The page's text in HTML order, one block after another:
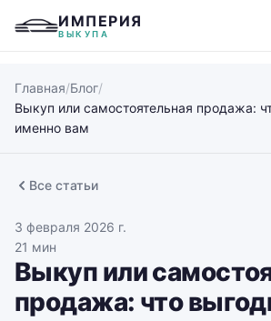
ИМПЕРИЯ
ВЫКУПА
Главная/Блог/
Выкуп или самостоятельная продажа:
именно вам
Все статьи
3 февраля 2026 г.
21 мин
Выкуп или
продажа: что